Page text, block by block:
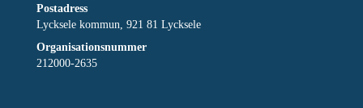
Postadress
Lycksele kommun, 921 81 Lycksele
Organisationsnummer
212000-2635